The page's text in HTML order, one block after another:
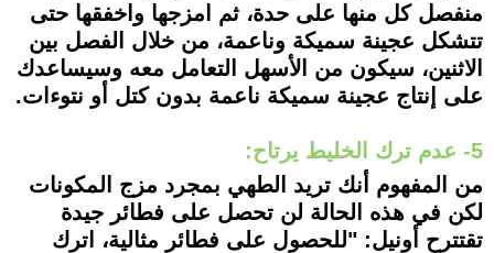
منفصل كل منها على حدة، ثم امزجها واخفقها حتى
تتشكل عجينة سميكة وناعمة، من خلال الفصل بين
الاثنين، سيكون من الأسهل التعامل معه وسيساعدك
على إنتاج عجينة سميكة ناعمة بدون كتل أو نتوءات.
5- عدم ترك الخليط يرتاح:
من المفهوم أنك تريد الطهي بمجرد مزج المكونات
لكن في هذه الحالة لن تحصل على فطائر جيدة
تقتترح أونيل: "للحصول على فطائر مثالية، اترك